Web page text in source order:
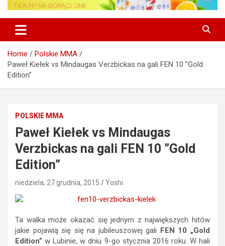
Home
Polskie MMA
Paweł Kiełek vs Mindaugas Verzbickas na gali FEN 10 ”Gold
Edition”
POLSKIE MMA
Paweł Kiełek vs Mindaugas
Verzbickas na gali FEN 10 ”Gold
Edition”
niedziela, 27 grudnia, 2015 Yoshi
Ta walka może okazać się jednym z największych hitów
jakie pojawią się się na jubileuszowej gali FEN 10 „Gold
Edition” w Lubinie, w dniu 9-go stycznia 2016 roku. W hali